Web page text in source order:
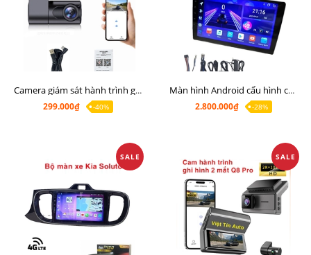
Camera giám sát hành trình giá rẻ, cam hành trình cho màn Android, cam hành trình kết nối điện thoại
299.000₫
-40%
Màn hình Android cấu hình cao Ram 6G Rom 128G chip 8 nhân 8581
2.800.000₫
-28%
SALE SALE